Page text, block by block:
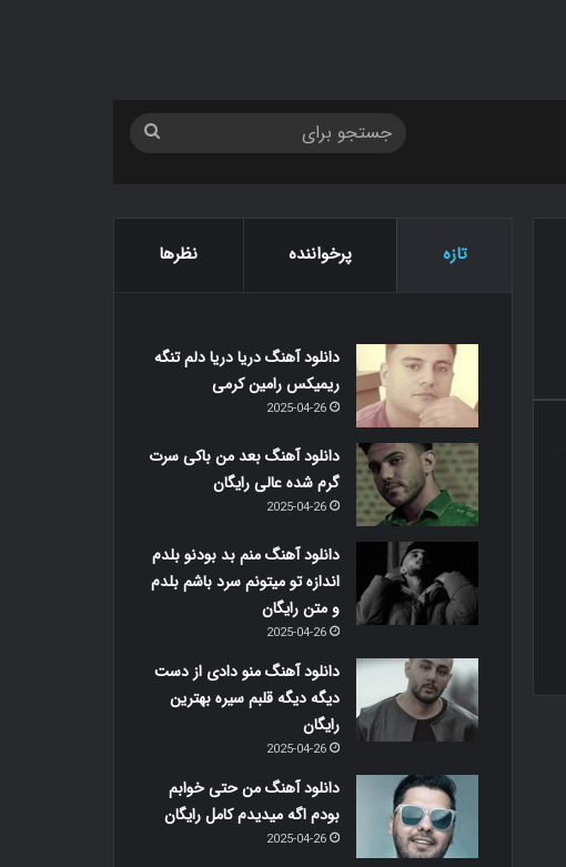
تازه پرخواننده نظرها
دانلود آهنگ دریا دریا دلم تنگه
ریمیکس رامین کرمی
2025-04-26
دانلود آهنگ بعد من باکی سرت
گرم شده عالی رایگان
2025-04-26
دانلود آهنگ منم بد بودنو بلدم
اندازه تو میتونم سرد باشم بلدم
و متن رایگان
2025-04-26
دانلود آهنگ منو دادی از دست
دیگه دیگه قلبم سیره بهترین
رایگان
2025-04-26
دانلود آهنگ من حتی خوابم
بودم اگه میدیدم کامل رایگان
2025-04-26